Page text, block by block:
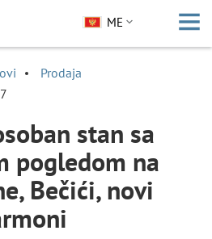
ME
Prodaja
stan sa
pogledom na
Bečići, novi